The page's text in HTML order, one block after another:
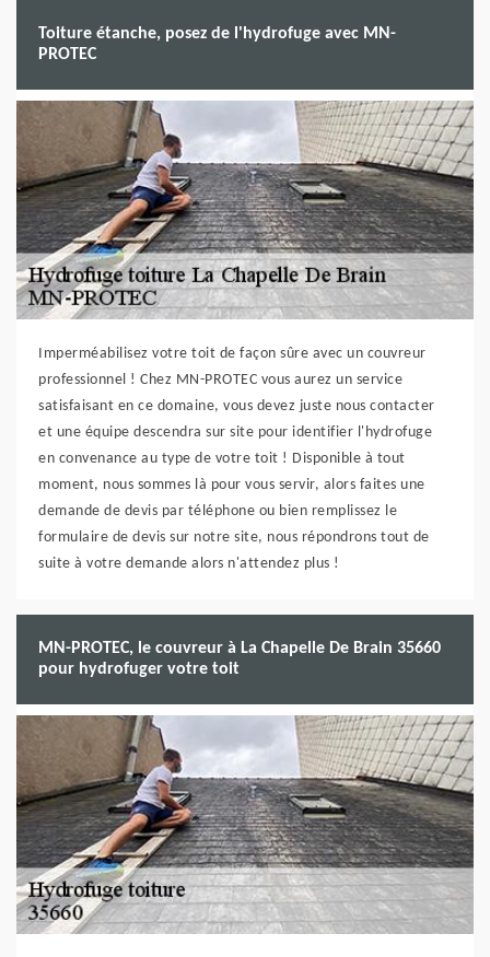
Toiture étanche, posez de l'hydrofuge avec MN-
PROTEC
Imperméabilisez votre toit de façon sûre avec un couvreur
professionnel ! Chez MN-PROTEC vous aurez un service
satisfaisant en ce domaine, vous devez juste nous contacter
et une équipe descendra sur site pour identifier l'hydrofuge
en convenance au type de votre toit ! Disponible à tout
moment, nous sommes là pour vous servir, alors faites une
demande de devis par téléphone ou bien remplissez le
formulaire de devis sur notre site, nous répondrons tout de
suite à votre demande alors n'attendez plus !
MN-PROTEC, le couvreur à La Chapelle De Brain 35660
pour hydrofuger votre toit